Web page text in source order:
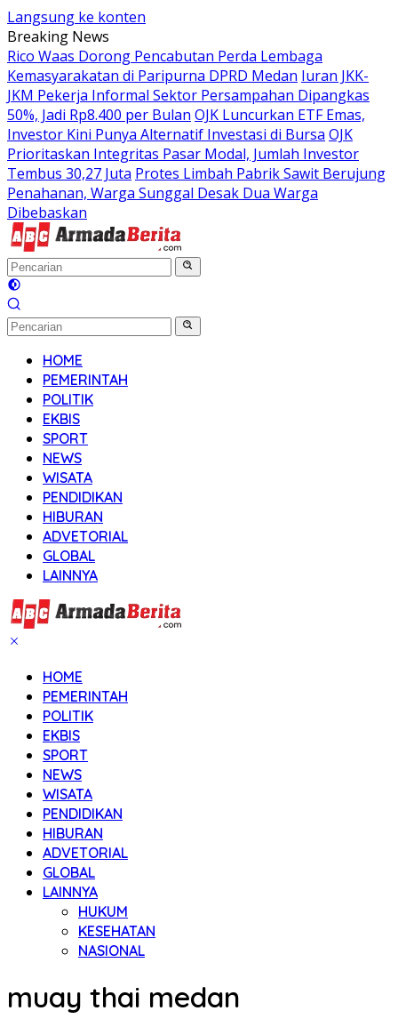
Langsung ke konten
Breaking News
Rico Waas Dorong Pencabutan Perda Lembaga
Kemasyarakatan di Paripurna DPRD Medan Iuran JKK-
JKM Pekerja Informal Sektor Persampahan Dipangkas
50%, Jadi Rp8.400 per Bulan OJK Luncurkan ETF Emas,
Investor Kini Punya Alternatif Investasi di Bursa OJK
Prioritaskan Integritas Pasar Modal, Jumlah Investor
Tembus 30,27 Juta Protes Limbah Pabrik Sawit Berujung
Penahanan, Warga Sunggal Desak Dua Warga
Dibebaskan
HOME
PEMERINTAH
POLITIK
EKBIS
SPORT
NEWS
WISATA
PENDIDIKAN
HIBURAN
ADVETORIAL
GLOBAL
LAINNYA
HOME
PEMERINTAH
POLITIK
EKBIS
SPORT
NEWS
WISATA
PENDIDIKAN
HIBURAN
ADVETORIAL
GLOBAL
LAINNYA
HUKUM
KESEHATAN
NASIONAL
muay thai medan